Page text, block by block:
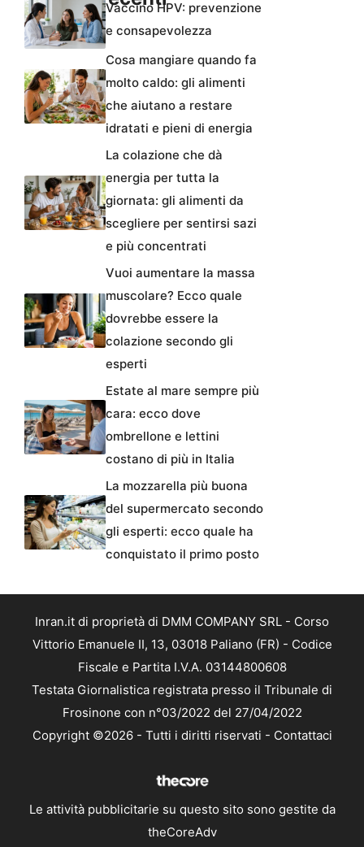
Vaccino HPV: prevenzione
e consapevolezza
Cosa mangiare quando fa
molto caldo: gli alimenti
che aiutano a restare
idratati e pieni di energia
La colazione che dà
energia per tutta la
giornata: gli alimenti da
scegliere per sentirsi sazi
e più concentrati
Vuoi aumentare la massa
muscolare? Ecco quale
dovrebbe essere la
colazione secondo gli
esperti
Estate al mare sempre più
cara: ecco dove
ombrellone e lettini
costano di più in Italia
La mozzarella più buona
del supermercato secondo
gli esperti: ecco quale ha
conquistato il primo posto
Inran.it di proprietà di DMM COMPANY SRL - Corso
Vittorio Emanuele II, 13, 03018 Paliano (FR) - Codice
Fiscale e Partita I.V.A. 03144800608
Testata Giornalistica registrata presso il Tribunale di
Frosinone con n°03/2022 del 27/04/2022
Copyright ©2026 - Tutti i diritti riservati - Contattaci
Le attività pubblicitarie su questo sito sono gestite da
theCoreAdv